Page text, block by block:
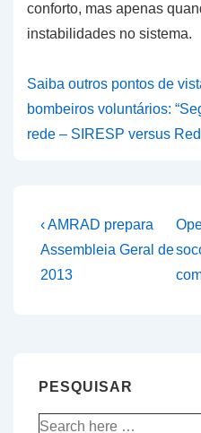
conforto, mas apenas
instabilidades no sistema.
Saiba outros pontos de
bombeiros voluntários:
rede – SIRESP versus
Navegação
de
artigos
Previous
Post
is
‹ AMRAD prepara
Assembleia Geral de
2013
is
PESQUISAR
Pesquisar